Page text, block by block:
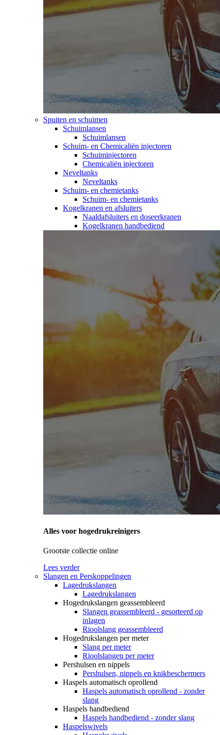
Spuiten en schuimen
Schuimlansen
Schuimlansen
Schuim- en Chemicaliën injectoren
Schuiminjectoren
Chemicaliën injectoren
Neveltanks
Neveltanks
Schuim- en chemietanks
Schuim- en chemietanks
Kogelkranen en afsluiters
Naaldafsluiters en doseerkranen
Kogelkranen handbediend
Alles voor hogedrukreinigers
Grootste collectie online
Lees verder
Slangen en Perskoppelingen
Lagedrukslangen
Lagedrukslangen
Hogedrukslangen geassembleerd
Slangen geassembleerd - gesorteerd op
inlagen
Rioolslang geassembleerd
Hogedrukslangen per meter
Slang per meter
Rioolslangen per meter
Pershulsen en nippels
Pershulsen, nippels en knikbeschermers
Haspels automatisch oprollend
Haspels automatisch oprollend - zonder
slang
Haspels handbediend
Haspels handbediend - zonder slang
Haspelswivels